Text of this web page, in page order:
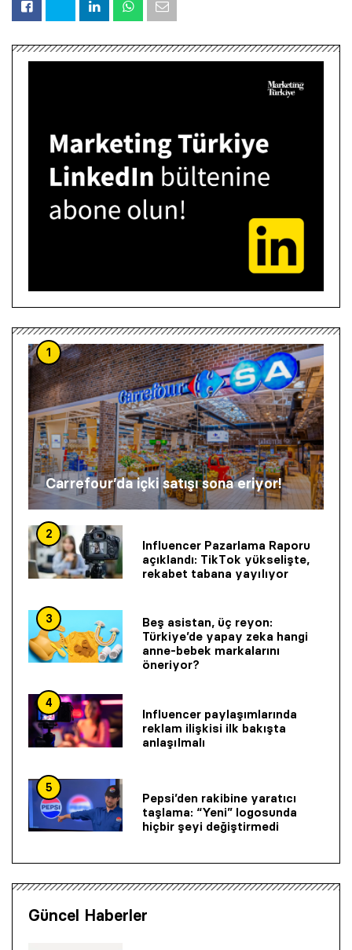
1
Carrefour’da içki satışı sona eriyor!
2
Influencer Pazarlama Raporu
açıklandı: TikTok yükselişte,
rekabet tabana yayılıyor
3
Beş asistan, üç reyon:
Türkiye’de yapay zeka hangi
anne-bebek markalarını
öneriyor?
4
Influencer paylaşımlarında
reklam ilişkisi ilk bakışta
anlaşılmalı
5
Pepsi’den rakibine yaratıcı
taşlama: “Yeni” logosunda
hiçbir şeyi değiştirmedi
Güncel Haberler